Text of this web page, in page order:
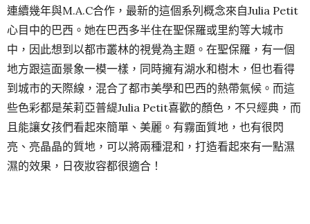
連續幾年與M.A.C合作，最新的這個系列概念來自Julia Petit
心目中的巴西。她在巴西多半住在聖保羅或里約等大城市
中，因此想到以都市叢林的視覺為主題。在聖保羅，有一個
地方跟這面景象一模一樣，同時擁有湖水和樹木，但也看得
到城市的天際線，混合了都市美學和巴西的熱帶氣候。而這
些色彩都是茱莉亞普緹Julia Petit喜歡的顏色，不只經典，而
且能讓女孩們看起來簡單、美麗。有霧面質地，也有很閃
亮、亮晶晶的質地，可以將兩種混和，打造看起來有一點濕
濕的效果，日夜妝容都很適合！